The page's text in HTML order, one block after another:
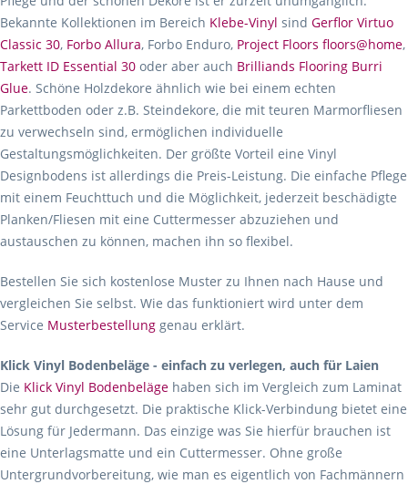
Bekannte Kollektionen im Bereich Klebe-Vinyl sind Gerflor Virtuo
Classic 30, Forbo Allura, Forbo Enduro, Project Floors floors@home,
Tarkett ID Essential 30 oder aber auch Brilliands Flooring Burri
Glue. Schöne Holzdekore ähnlich wie bei einem echten
Parkettboden oder z.B. Steindekore, die mit teuren Marmorfliesen
zu verwechseln sind, ermöglichen individuelle
Gestaltungsmöglichkeiten. Der größte Vorteil eine Vinyl
Designbodens ist allerdings die Preis-Leistung. Die einfache Pflege
mit einem Feuchttuch und die Möglichkeit, jederzeit beschädigte
Planken/Fliesen mit eine Cuttermesser abzuziehen und
austauschen zu können, machen ihn so flexibel.
Bestellen Sie sich kostenlose Muster zu Ihnen nach Hause und
vergleichen Sie selbst. Wie das funktioniert wird unter dem
Service Musterbestellung genau erklärt.
Klick Vinyl Bodenbeläge - einfach zu verlegen, auch für Laien
Die Klick Vinyl Bodenbeläge haben sich im Vergleich zum Laminat
sehr gut durchgesetzt. Die praktische Klick-Verbindung bietet eine
Lösung für Jedermann. Das einzige was Sie hierfür brauchen ist
eine Unterlagsmatte und ein Cuttermesser. Ohne große
Untergrundvorbereitung, wie man es eigentlich von Fachmännern